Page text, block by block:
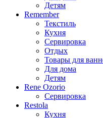
Детям
Remember
Текстиль
Кухня
Сервировка
Отдых
Товары для
Для дома
Детям
Rene Ozorio
Сервировка
Restola
Кухня